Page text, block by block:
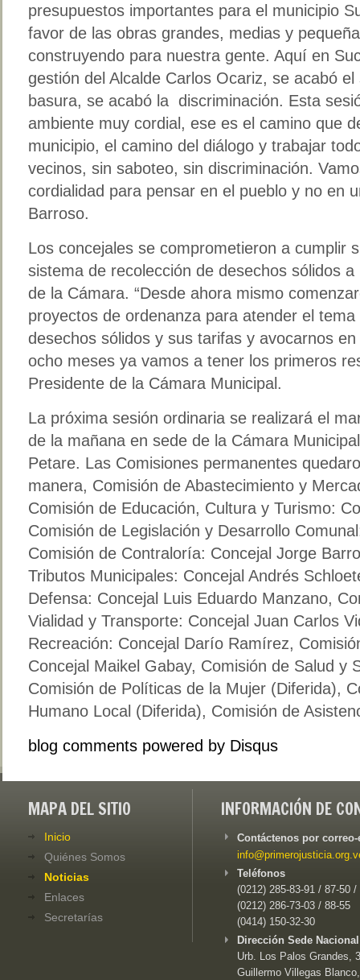
presupuestos importantes para el municipio
favor de las obras grandes, medias y
construyendo para nuestra gente. Aquí en
gestión del Alcalde Carlos Ocariz, se acabó
basura, se acabó la discriminación. Esta
ambiente muy cordial, ese es el camino que
municipio, el camino del diálogo y trabajar
vecinos, sin saboteo, sin discriminación.
cordialidad para pensar en el pueblo y no en
Barroso.
Los concejales se comprometieron a cumplir
sistema de recolección de desechos sólidos
de la Cámara. “Desde ahora mismo
proyectos de ordenanza para atender el
desechos sólidos y sus tarifas y avocarnos
ocho meses ya vamos a tener los primeros
Presidente de la Cámara Municipal.
La próxima sesión ordinaria se realizará el
de la mañana en sede de la Cámara
Petare. Las Comisiones permanentes
manera, Comisión de Abastecimiento y
Comisión de Educación, Cultura y Turismo:
Comisión de Legislación y Desarrollo
Comisión de Contraloría: Concejal Jorge
Tributos Municipales: Concejal Andrés
Defensa: Concejal Luis Eduardo Manzano,
Vialidad y Transporte: Concejal Juan Carlos
Recreación: Concejal Darío Ramírez,
Concejal Maikel Gabay, Comisión de Salud y
Comisión de Políticas de la Mujer (Diferida),
Humano Local (Diferida), Comisión de
blog comments powered by Disqus
MAPA DEL SITIO
Inicio
Quiénes Somos
Noticias
Enlaces
Secretarías
INFORMACIÓN DE
Contáctenos por
Teléfonos
(0212) 285-83-91 / 87-50 /
(0212) 286-73-03 / 88-55
(0414) 150-32-30
Dirección Sede
Urb. Los Palos Grandes,
Guillermo Villegas